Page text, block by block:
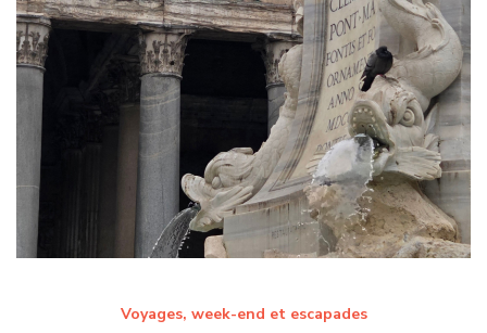
Voyages, week-end et escapades